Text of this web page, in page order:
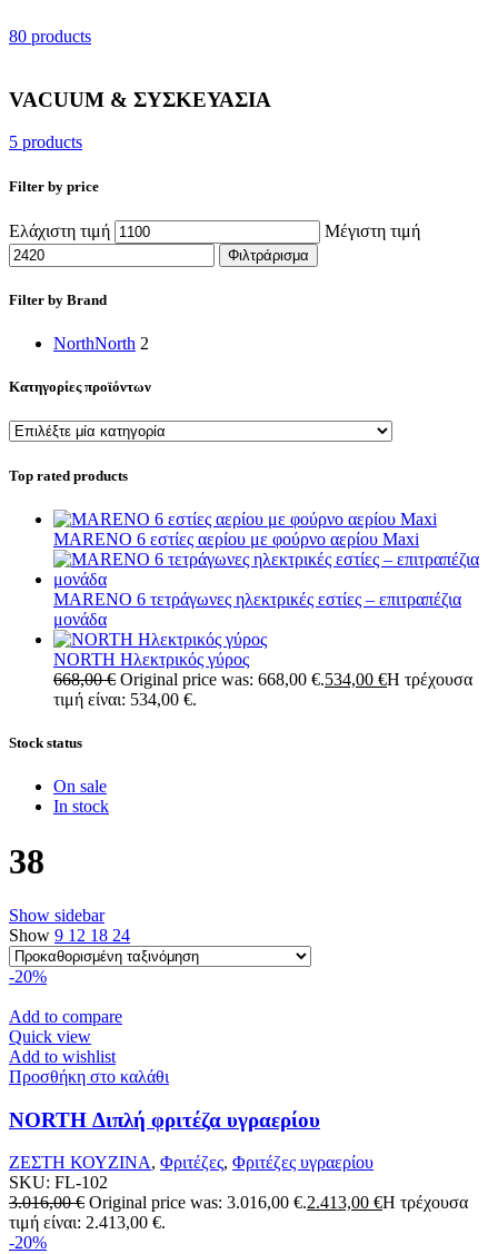
80 products
VACUUM & ΣΥΣΚΕΥΑΣΙΑ
5 products
Filter by price
Ελάχιστη τιμή Μέγιστη τιμή
Φιλτράρισμα
Filter by Brand
NorthNorth 2
Κατηγορίες προϊόντων
Top rated products
MARENO 6 εστίες αερίου με φούρνο αερίου Maxi
MARENO 6 τετράγωνες ηλεκτρικές εστίες – επιτραπέζια
μονάδα
NORTH Ηλεκτρικός γύρος
668,00€ Original price was: 668,00 €.534,00 €Η τρέχουσα
τιμή είναι: 534,00 €.
Stock status
On sale
In stock
38
Show sidebar
Show 9 12 18 24
-20%
Add to compare
Quick view
Add to wishlist
Προσθήκη στο καλάθι
NORTH Διπλή φριτέζα υγραερίου
ΖΕΣΤΗ ΚΟΥΖΙΝΑ, Φριτέζες, Φριτέζες υγραερίου
SKU: FL-102
3.016,00€ Original price was: 3.016,00 €.2.413,00 €Η τρέχουσα
τιμή είναι: 2.413,00 €.
-20%